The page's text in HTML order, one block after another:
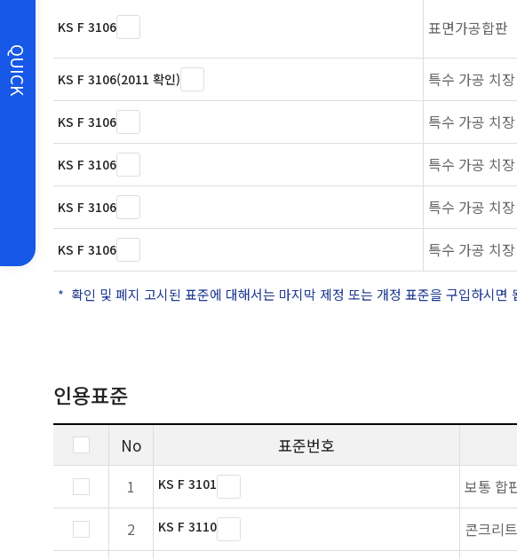
QUICK
KS F 3106 표면가공합판
KS F 3106(2011 확인) 특수 가공 치
KS F 3106 특수 가공 치
KS F 3106 특수 가공 치
KS F 3106 특수 가공 치
KS F 3106 특수 가공 치
확인 및 폐지 고시된 표준에 대해서는 마지막 제정 또는 개정 표준을 구입하시면
인용표준
No 표준번호
1 KS F 3101 보통 합
2
KS F 3110 콘크리